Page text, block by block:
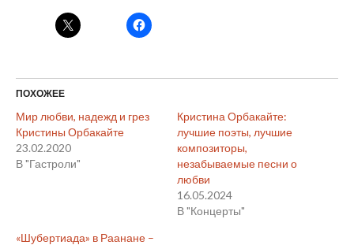
ПОХОЖЕЕ
Мир любви, надежд и грез
Кристины Орбакайте
23.02.2020
В "Гастроли"
Кристина Орбакайте:
лучшие поэты, лучшие
композиторы,
незабываемые песни о
любви
16.05.2024
В "Концерты"
«Шубертиада» в Раанане –